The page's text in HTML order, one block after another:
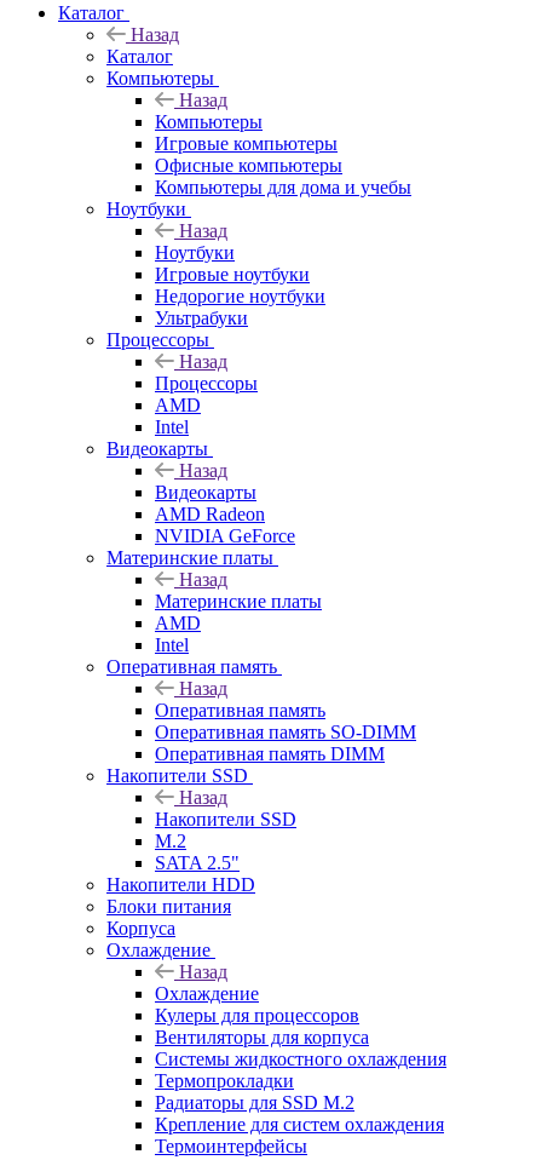
Каталог
Назад
Каталог
Компьютеры
Назад
Компьютеры
Игровые компьютеры
Офисные компьютеры
Компьютеры для дома и учебы
Ноутбуки
Назад
Ноутбуки
Игровые ноутбуки
Недорогие ноутбуки
Ультрабуки
Процессоры
Назад
Процессоры
AMD
Intel
Видеокарты
Назад
Видеокарты
AMD Radeon
NVIDIA GeForce
Материнские платы
Назад
Материнские платы
AMD
Intel
Оперативная память
Назад
Оперативная память
Оперативная память SO-DIMM
Оперативная память DIMM
Накопители SSD
Назад
Накопители SSD
M.2
SATA 2.5"
Накопители HDD
Блоки питания
Корпуса
Охлаждение
Назад
Охлаждение
Кулеры для процессоров
Вентиляторы для корпуса
Системы жидкостного охлаждения
Термопрокладки
Радиаторы для SSD M.2
Крепление для систем охлаждения
Термоинтерфейсы